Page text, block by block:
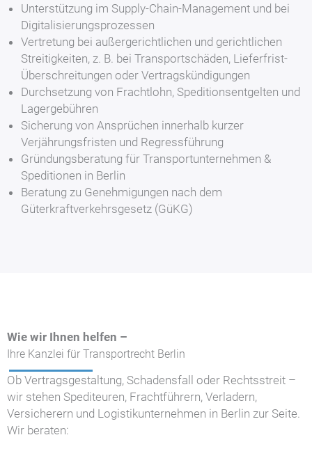
Unterstützung im Supply-Chain-Management und bei
Digitalisierungsprozessen
Vertretung bei außergerichtlichen und gerichtlichen
Streitigkeiten, z. B. bei Transportschäden, Lieferfrist-
Überschreitungen oder Vertragskündigungen
Durchsetzung von Frachtlohn, Speditionsentgelten und
Lagergebühren
Sicherung von Ansprüchen innerhalb kurzer
Verjährungsfristen und Regressführung
Gründungsberatung für Transportunternehmen &
Speditionen in Berlin
Beratung zu Genehmigungen nach dem
Güterkraftverkehrsgesetz (GüKG)
Wie wir Ihnen helfen –
Ihre Kanzlei für Transportrecht Berlin
Ob Vertragsgestaltung, Schadensfall oder Rechtsstreit –
wir stehen Spediteuren, Frachtführern, Verladern,
Versicherern und Logistikunternehmen in Berlin zur Seite.
Wir beraten: